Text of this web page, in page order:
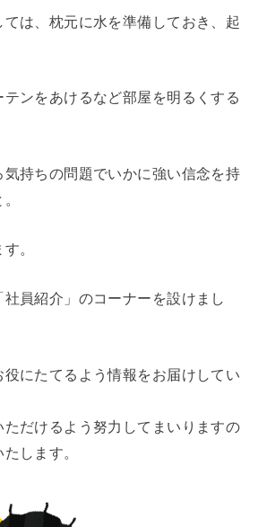
は、枕元に水を準備しておき、起
ンをあけるなど部屋を明るくする
持ちの問題でいかに強い信念を持
。
員紹介」のコーナーを設けまし
にたてるよう情報をお届けしてい
だけるよう努力してまいりますの
します。